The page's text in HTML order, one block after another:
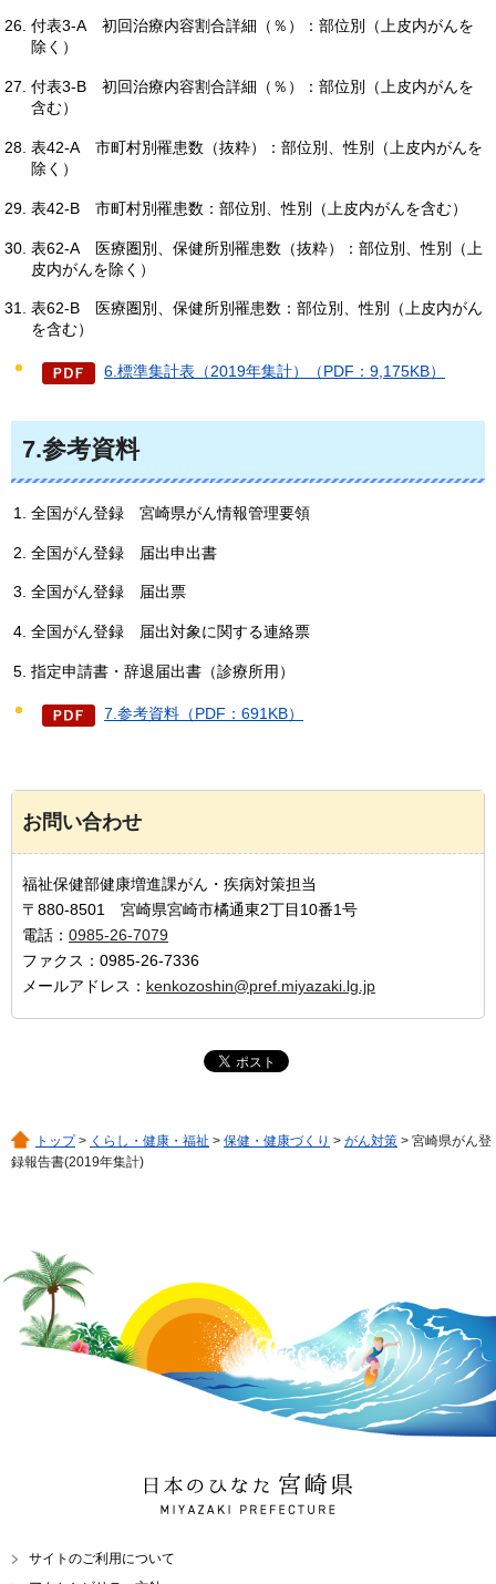
付表3-A
初回治療内容割合詳細（％）：部位別（上皮内がんを
除く）
付表3-B
初回治療内容割合詳細（％）：部位別（上皮内がんを
含む）
表42-A
市町村別罹患数（抜粋）：部位別、性別（上皮内がんを
除く）
表42-B 市町村別罹患数：部位別、性別（上皮内がんを含む）
表62-A
医療圏別、保健所別罹患数（抜粋）：部位別、性別（上
皮内がんを除く）
表62-B
医療圏別、保健所別罹患数：部位別、性別（上皮内がん
を含む）
6.標準集計表（2019年集計）（PDF：9,175KB）
7.参考資料
全国がん登録 宮崎県がん情報管理要領
全国がん登録 届出申出書
全国がん登録 届出票
全国がん登録 届出対象に関する連絡票
指定申請書・辞退届出書（診療所用）
7.参考資料（PDF：691KB）
お問い合わせ
福祉保健部健康増進課がん・疾病対策担当
〒880-8501 宮崎県宮崎市橘通東2丁目10番1号
電話： 0985-26-7079
ファクス：0985-26-7336
メールアドレス： kenkozoshin@pref.miyazaki.lg.jp
トップ> くらし・健康・福祉 > 保健・健康づくり > がん対策 > 宮崎県がん登
録報告書(2019年集計)
日本のひなた 宮崎県
MIYAZAKI PREFECTURE
サイトのご利用について